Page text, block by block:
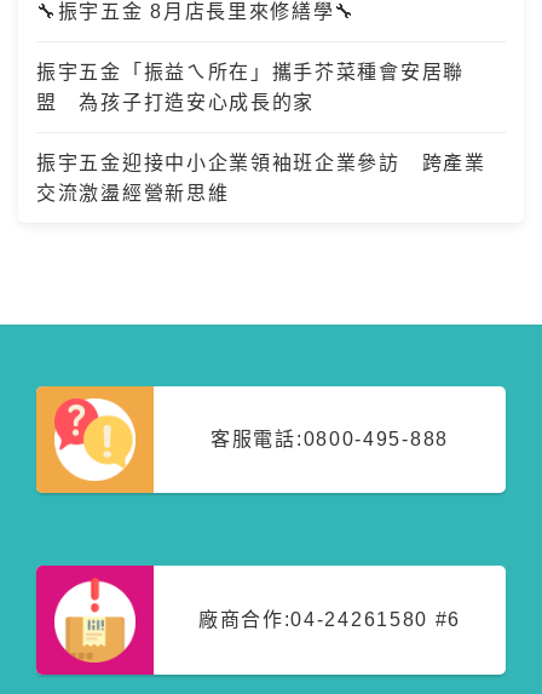
🔧振宇五金 8月店長里來修繕學🔧
振宇五金「振益ㄟ所在」攜手芥菜種會安居聯
盟 為孩子打造安心成長的家
振宇五金迎接中小企業領袖班企業參訪 跨產業
交流激盪經營新思維
客服電話:0800-495-888
廠商合作:04-24261580 #6